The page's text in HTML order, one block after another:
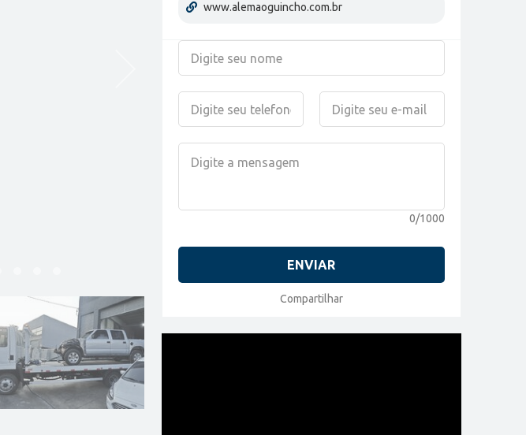
www.alemaoguincho.com.br
0/1000
ENVIAR
Compartilhar